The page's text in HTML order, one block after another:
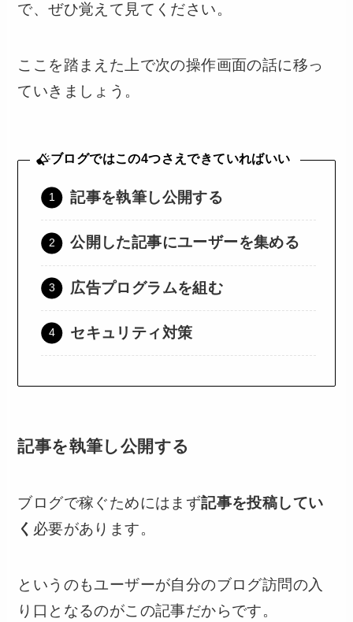
で、ぜひ覚えて見てください。
ここを踏まえた上で次の操作画面の話に移っ
ていきましょう。
ブログではこの4つさえできていればいい
記事を執筆し公開する
公開した記事にユーザーを集める
広告プログラムを組む
セキュリティ対策
記事を執筆し公開する
ブログで稼ぐためにはまず記事を投稿してい
く 必要があります。
というのもユーザーが自分のブログ訪問の入
り口となるのがこの記事だからです。